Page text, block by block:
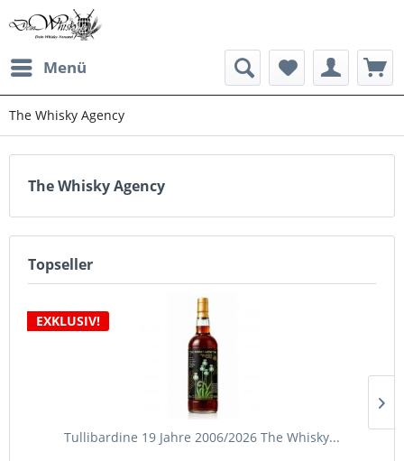
Menü
The Whisky Agency
The Whisky Agency
Topseller
EXKLUSIV!
Tullibardine 19 Jahre 2006/2026 The Whisky...